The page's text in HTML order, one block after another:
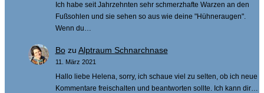
Ich habe seit Jahrzehnten sehr schmerzhafte Warzen an den
Fußsohlen und sie sehen so aus wie deine "Hühneraugen".
Wenn du…
Bozu Alptraum Schnarchnase
11. März 2021
Hallo liebe Helena, sorry, ich schaue viel zu selten, ob ich neue
Kommentare freischalten und beantworten sollte. Ich kann dir…